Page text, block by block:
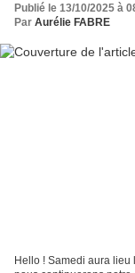
Publié le 13/10/2025 à
Par Aurélie FABRE
Hello ! Samedi aura